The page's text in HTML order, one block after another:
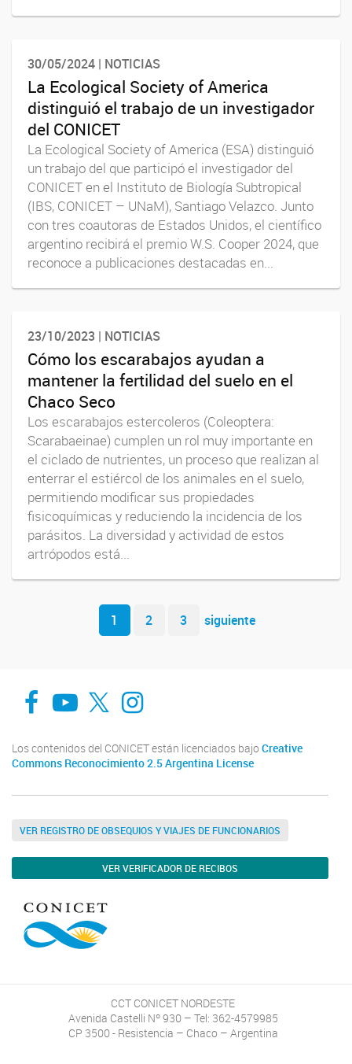
30/05/2024 | NOTICIAS
La Ecological Society of America
distinguió el trabajo de un investigador
del CONICET
La Ecological Society of America (ESA) distinguió
un trabajo del que participó el investigador del
CONICET en el Instituto de Biología Subtropical
(IBS, CONICET – UNaM), Santiago Velazco. Junto
con tres coautoras de Estados Unidos, el científico
argentino recibirá el premio W.S. Cooper 2024, que
reconoce a publicaciones destacadas en...
23/10/2023 | NOTICIAS
Cómo los escarabajos ayudan a
mantener la fertilidad del suelo en el
Chaco Seco
Los escarabajos estercoleros (Coleoptera:
Scarabaeinae) cumplen un rol muy importante en
el ciclado de nutrientes, un proceso que realizan al
enterrar el estiércol de los animales en el suelo,
permitiendo modificar sus propiedades
fisicoquímicas y reduciendo la incidencia de los
parásitos. La diversidad y actividad de estos
artrópodos está...
Navegador de artículos
1 2 3 siguiente
Facebook
You TubeTwitterInstagram
Los contenidos del CONICET están licenciados bajo Creative
Commons Reconocimiento 2.5 Argentina License
VER REGISTRO DE OBSEQUIOS Y VIAJES DE FUNCIONARIOS
VER VERIFICADOR DE RECIBOS
CCT CONICET NORDESTE
Avenida Castelli Nº 930 – Tel: 362-4579985
CP 3500 - Resistencia – Chaco – Argentina